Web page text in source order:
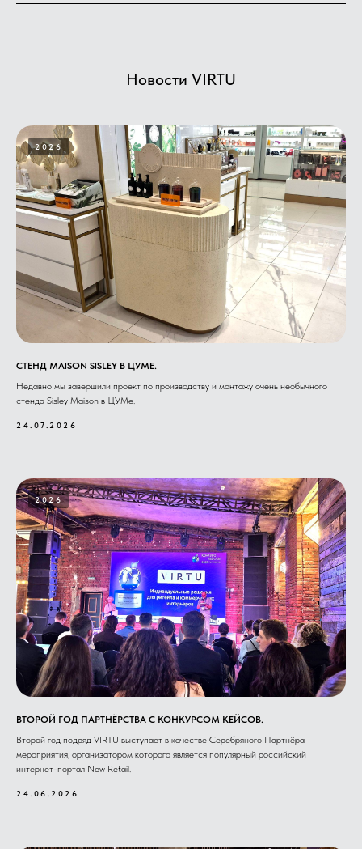
Новости VIRTU
2026
СТЕНД MAISON SISLEY В ЦУМЕ.
Недавно мы завершили проект по производству и монтажу очень необычного
стенда Sisley Maison в ЦУМе.
24.07.2026
2026
ВТОРОЙ ГОД ПАРТНЁРСТВА С КОНКУРСОМ КЕЙСОВ.
Второй год подряд VIRTU выступает в качестве Серебряного Партнёра
мероприятия, организатором которого является популярный российский
интернет-портал New Retail.
24.06.2026